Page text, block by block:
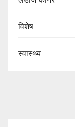
विशेष
स्वास्थ्य